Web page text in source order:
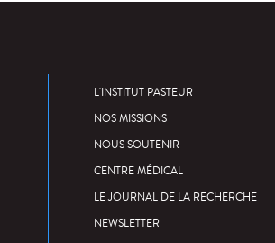
L'INSTITUT PASTEUR
NOS MISSIONS
NOUS SOUTENIR
CENTRE MÉDICAL
LE JOURNAL DE LA RECHERCHE
NEWSLETTER